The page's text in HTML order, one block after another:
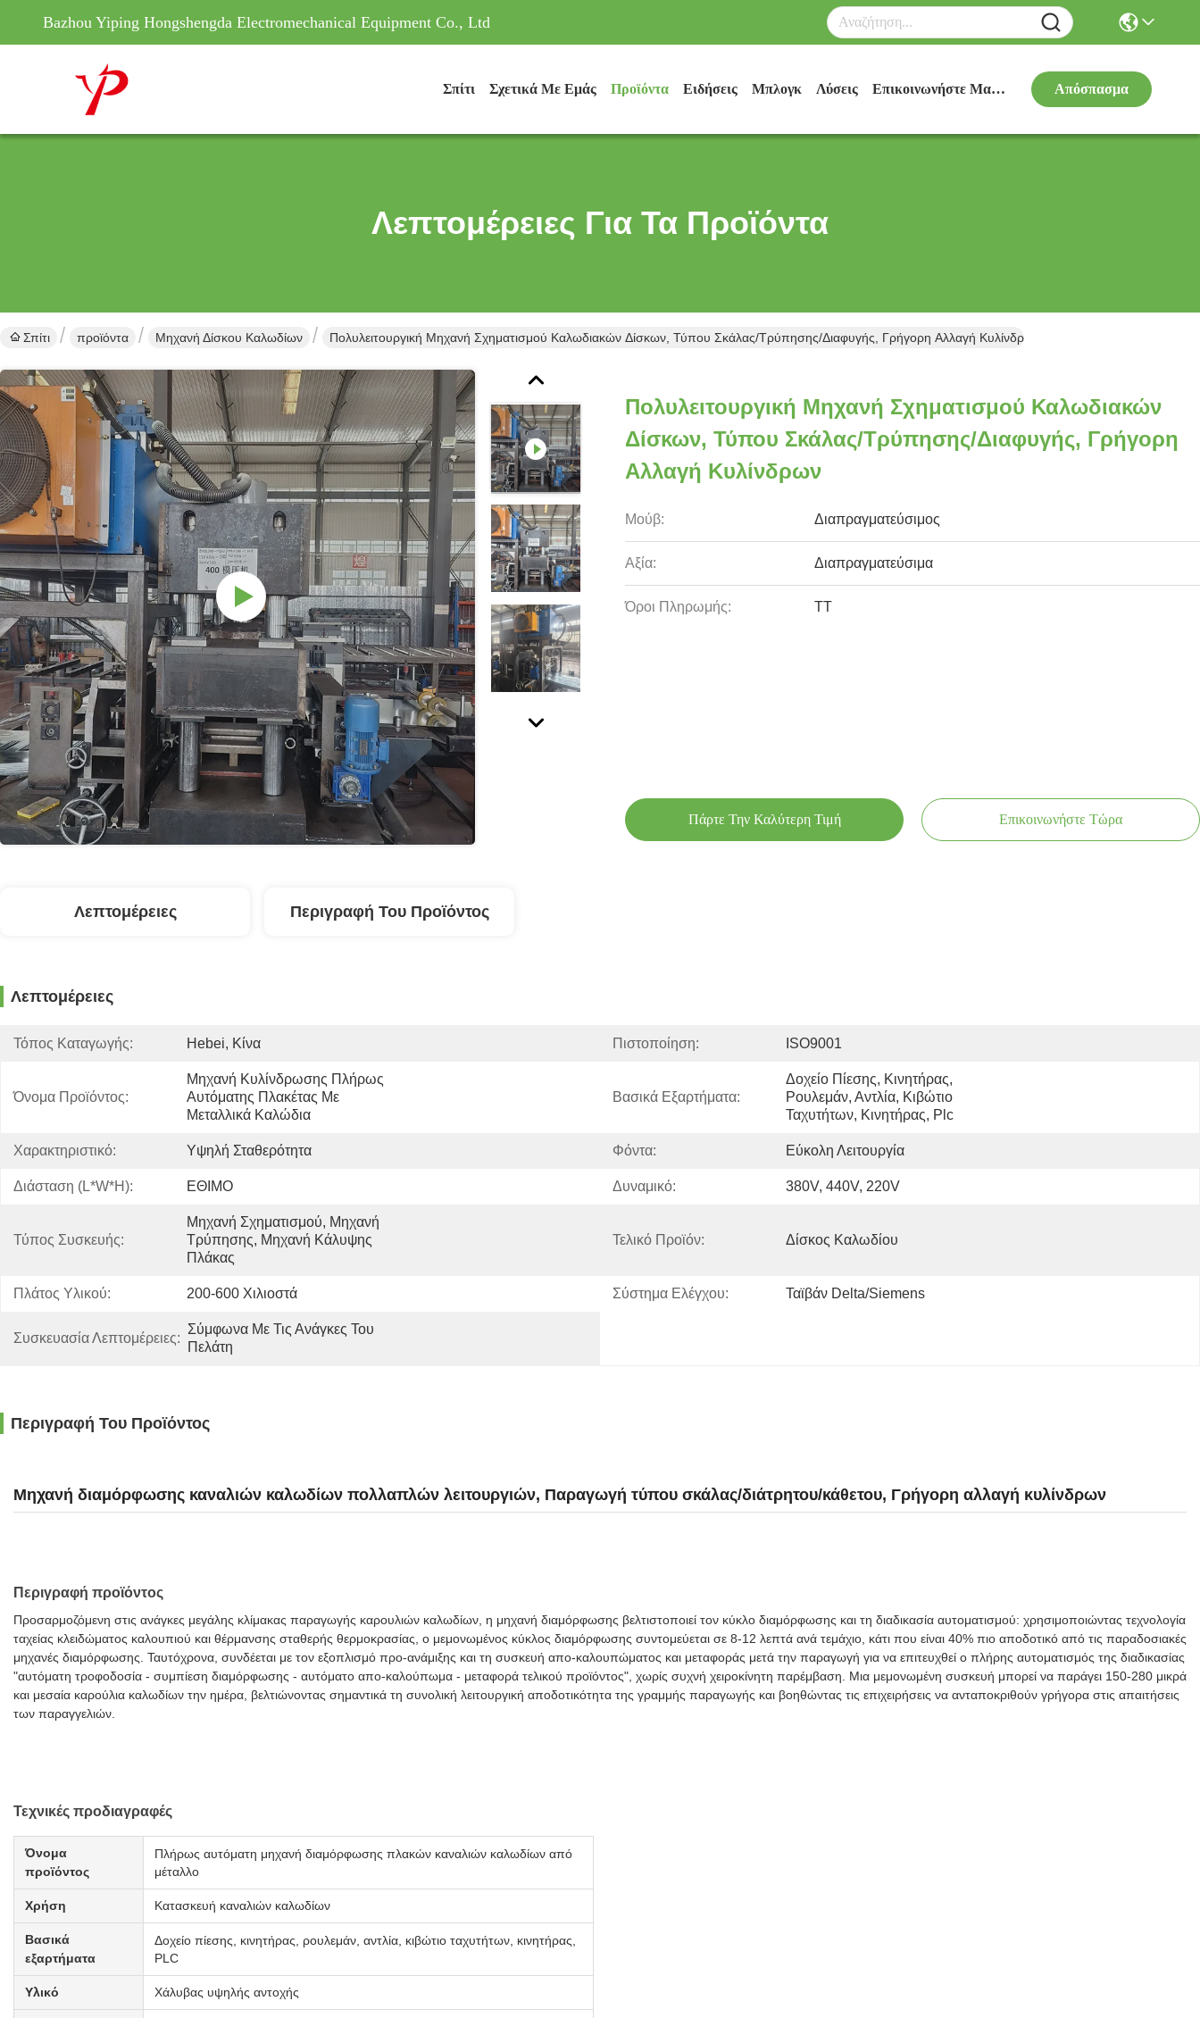
Bazhou Yiping Hongshengda Electromechanical Equipment Co., Ltd
Σπίτι Σχετικά Με Εμάς Προϊόντα Ειδήσεις Μπλογκ Λύσεις Επικοινωνήστε Μαζί Μας Απόσπασμα
Λεπτομέρειες Για Τα Προϊόντα
Σπίτι προϊόντα Μηχανή Δίσκου Καλωδίων Πολυλειτουργική Μηχανή Σχηματισμού Καλωδιακών Δίσκων, Τύπου Σκάλας/τρύπησης/διαφυγής, Γρήγορη Αλλαγή Κυλίνδρων
Πολυλειτουργική Μηχανή Σχηματισμού Καλωδιακών
Δίσκων, Τύπου Σκάλας/τρύπησης/διαφυγής, Γρήγορη
Αλλαγή Κυλίνδρων
Μούβ: Διαπραγματεύσιμος
Αξία: Διαπραγματεύσιμα
Όροι Πληρωμής: TT
Πάρτε Την Καλύτερη Τιμή Επικοινωνήστε Τώρα
Λεπτομέρειες Περιγραφή Του Προϊόντος
Λεπτομέρειες
Τόπος Καταγωγής: Hebei, Κίνα Πιστοποίηση: ISO9001
Όνομα Προϊόντος:
Μηχανή Κυλίνδρωσης Πλήρως
Αυτόματης Πλακέτας Με
Μεταλλικά Καλώδια
Βασικά Εξαρτήματα:
Δοχείο Πίεσης, Κινητήρας,
Ρουλεμάν, Αντλία, Κιβώτιο
Ταχυτήτων, Κινητήρας, Plc
Χαρακτηριστικό: Υψηλή Σταθερότητα Φόντα: Εύκολη Λειτουργία
Διάσταση (l*w*h): ΕΘΙΜΟ Δυναμικό: 380V, 440V, 220V
Τύπος Συσκευής:
Μηχανή Σχηματισμού, Μηχανή
Τρύπησης, Μηχανή Κάλυψης
Πλάκας
Τελικό Προϊόν: Δίσκος Καλωδίου
Πλάτος Υλικού: 200-600 Χιλιοστά Σύστημα Ελέγχου: Ταϊβάν Delta/Siemens
Συσκευασία Λεπτομέρειες:
Σύμφωνα Με Τις Ανάγκες Του
Πελάτη
Περιγραφή Του Προϊόντος
Μηχανή διαμόρφωσης καναλιών καλωδίων πολλαπλών λειτουργιών, Παραγωγή τύπου σκάλας/διάτρητου/κάθετου, Γρήγορη αλλαγή κυλίνδρων
Περιγραφή προϊόντος
Προσαρμοζόμενη στις ανάγκες μεγάλης κλίμακας παραγωγής καρουλιών καλωδίων, η μηχανή διαμόρφωσης βελτιστοποιεί τον κύκλο διαμόρφωσης και τη διαδικασία αυτοματισμού: χρησιμοποιώντας τεχνολογία
ταχείας κλειδώματος καλουπιού και θέρμανσης σταθερής θερμοκρασίας, ο μεμονωμένος κύκλος διαμόρφωσης συντομεύεται σε 8-12 λεπτά ανά τεμάχιο, κάτι που είναι 40% πιο αποδοτικό από τις παραδοσιακές
μηχανές διαμόρφωσης. Ταυτόχρονα, συνδέεται με τον εξοπλισμό προ-ανάμιξης και τη συσκευή απο-καλουπώματος και μεταφοράς μετά την παραγωγή για να επιτευχθεί ο πλήρης αυτοματισμός της διαδικασίας
"αυτόματη τροφοδοσία - συμπίεση διαμόρφωσης - αυτόματο απο-καλούπωμα - μεταφορά τελικού προϊόντος", χωρίς συχνή χειροκίνητη παρέμβαση. Μια μεμονωμένη συσκευή μπορεί να παράγει 150-280 μικρά
και μεσαία καρούλια καλωδίων την ημέρα, βελτιώνοντας σημαντικά τη συνολική λειτουργική αποδοτικότητα της γραμμής παραγωγής και βοηθώντας τις επιχειρήσεις να ανταποκριθούν γρήγορα στις απαιτήσεις
των παραγγελιών.
Τεχνικές προδιαγραφές
Όνομα
προϊόντος
Πλήρως αυτόματη μηχανή διαμόρφωσης πλακών καναλιών καλωδίων από
μέταλλο
Χρήση Κατασκευή καναλιών καλωδίων
Βασικά
εξαρτήματα
Δοχείο πίεσης, κινητήρας, ρουλεμάν, αντλία, κιβώτιο ταχυτήτων, κινητήρας,
PLC
Υλικό Χάλυβας υψηλής αντοχής